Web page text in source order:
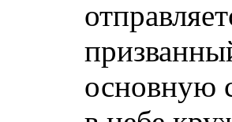
основную